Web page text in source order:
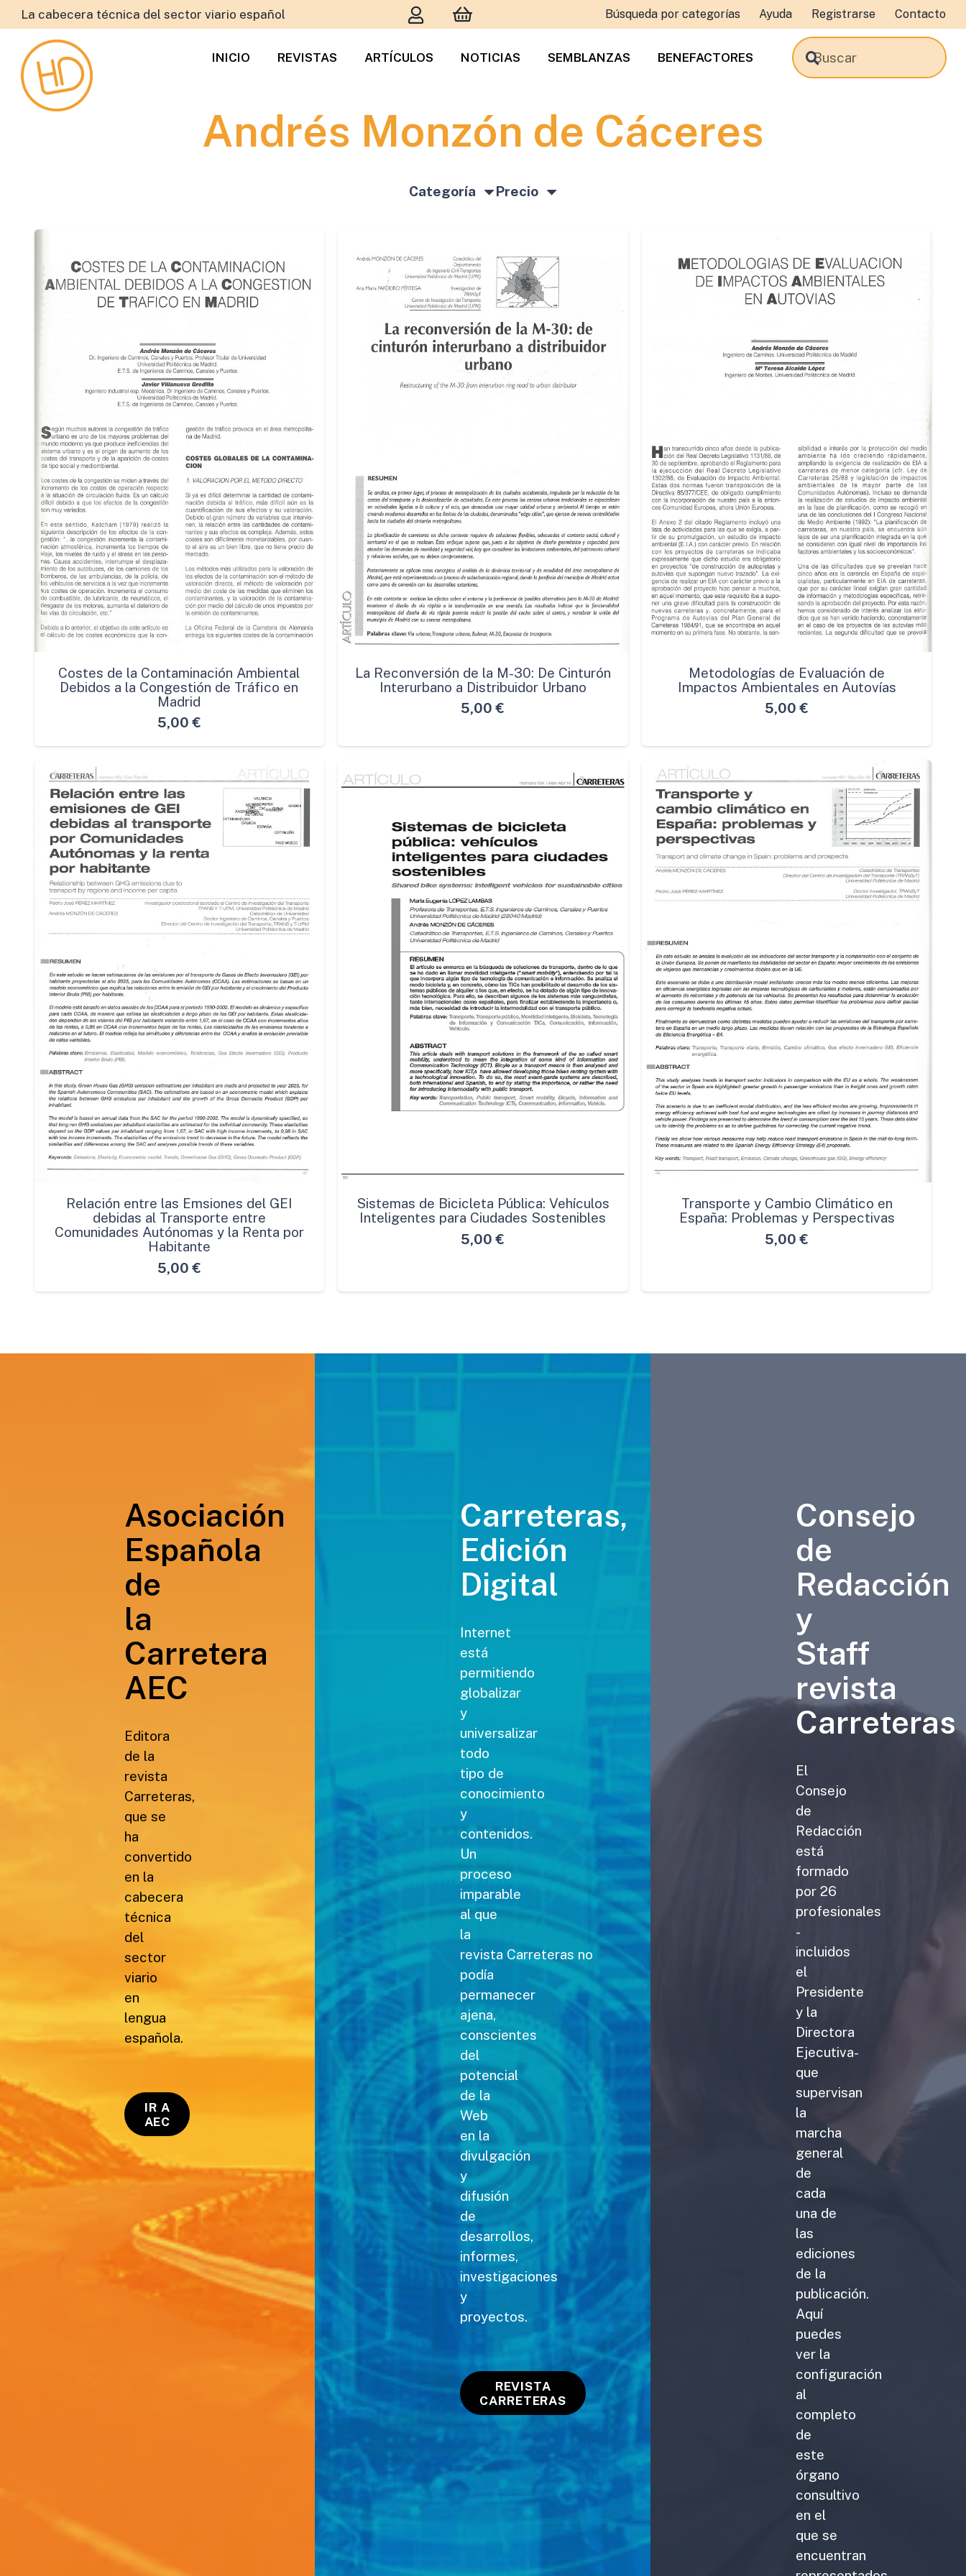
La cabecera técnica del sector viario español Búsqueda por categorías Ayuda Registrarse Contacto
INICIO REVISTAS ARTÍCULOS NOTICIAS SEMBLANZAS BENEFACTORES
Andrés Monzón de Cáceres
Categoría Precio
Costes de la Contaminación Ambiental
Debidos a la Congestión de Tráfico en
Madrid
5,00 €
La Reconversión de la M-30: De Cinturón
Interurbano a Distribuidor Urbano
5,00€
Metodologías de Evaluación de
Impactos Ambientales en Autovías
5,00€
Relación entre las Emsiones del GEI
debidas al Transporte entre
Comunidades Autónomas y la Renta por
Habitante
5,00 €
Sistemas de Bicicleta Pública: Vehículos
Inteligentes para Ciudades Sostenibles
5,00€
Transporte y Cambio Climático en
España: Problemas y Perspectivas
5,00€
Asociación
Española
de
la
Carretera
AEC
Editora
de la
revista
Carreteras,
que se
ha
convertido
en la
cabecera
técnica
del
sector
viario
en
lengua
española.
IR A
AEC
Carreteras,
Edición
Digital
Internet
está
permitiendo
globalizar
y
universalizar
todo
tipo de
conocimiento
y
contenidos.
Un
proceso
imparable
al que
la
revista Carreteras no
podía
permanecer
ajena,
conscientes
del
potencial
de la
Web
en la
divulgación
y
difusión
de
desarrollos,
informes,
investigaciones
y
proyectos.
REVISTA
CARRETERAS
Consejo
de
Redacción
y
Staff
revista
Carreteras
El
Consejo
de
Redacción
está
formado
por 26
profesionales
-
incluidos
el
Presidente
y la
Directora
Ejecutiva-
que
supervisan
la
marcha
general
de
cada
una de
las
ediciones
de la
publicación.
Aquí
puedes
ver la
configuración
al
completo
de
este
órgano
consultivo
en el
que se
encuentran